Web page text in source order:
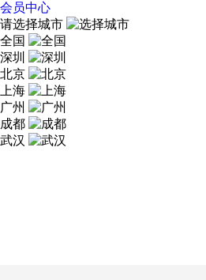
会员中心
请选择城市
全国
深圳
北京
上海
广州
成都
武汉